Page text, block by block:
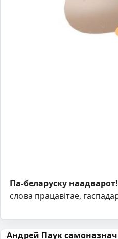
Па-беларуску наадварот!
слова працавітае,
Андрей Паук